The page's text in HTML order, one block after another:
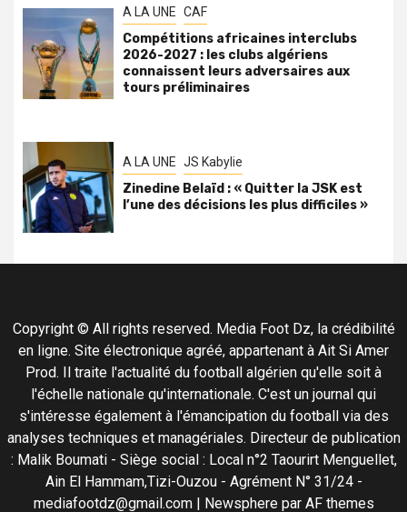
A LA UNE CAF
Compétitions africaines interclubs
2026-2027 : les clubs algériens
connaissent leurs adversaires aux
tours préliminaires
A LA UNE JS Kabylie
Zinedine Belaïd : « Quitter la JSK est
l’une des décisions les plus difficiles »
Copyright © All rights reserved. Media Foot Dz, la crédibilité
en ligne. Site électronique agréé, appartenant à Ait Si Amer
Prod. Il traite l'actualité du football algérien qu'elle soit à
l'échelle nationale qu'internationale. C'est un journal qui
s'intéresse également à l'émancipation du football via des
analyses techniques et managériales. Directeur de publication
: Malik Boumati - Siège social : Local n°2 Taourirt Menguellet,
Ain El Hammam,Tizi-Ouzou - Agrément N° 31/24 -
mediafootdz@gmail.com
Newspherepar AF themes